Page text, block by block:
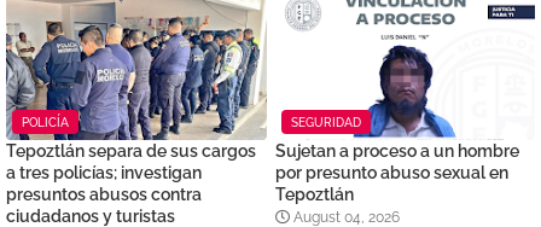
POLICÍA
Tepoztlán separa de sus cargos
a tres policías; investigan
presuntos abusos contra
ciudadanos y turistas
SEGURIDAD
Sujetan a proceso a un hombre
por presunto abuso sexual en
Tepoztlán
August 04, 2026